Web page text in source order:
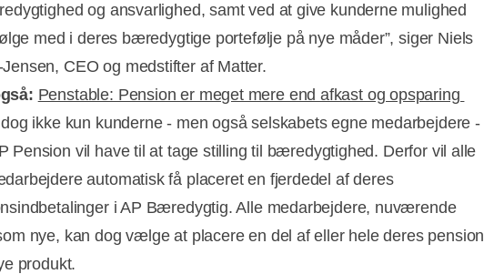
og ansvarlighed, samt ved at give kunderne mulighed
med i deres bæredygtige portefølje på nye måder”, siger Niels
CEO og medstifter af Matter.
Penstable: Pension er meget mere end afkast og opsparing
ikke kun kunderne - men også selskabets egne medarbejdere -
Pension vil have til at tage stilling til bæredygtighed. Derfor vil alle
automatisk få placeret en fjerdedel af deres
i AP Bæredygtig. Alle medarbejdere, nuværende
nye, kan dog vælge at placere en del af eller hele deres pension
produkt.